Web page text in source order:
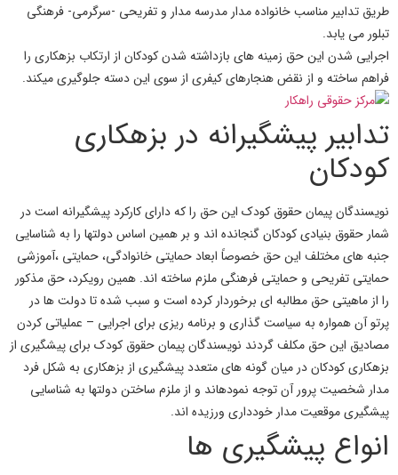
طریق تدابیر مناسب خانواده مدار مدرسه مدار و تفریحی -سرگرمی- فرهنگی
تبلور می یابد.
اجرایی شدن این حق زمینه های بازداشته شدنکودکان از ارتکاب بزهکاری را
فراهم ساخته و از نقض هنجارهای کیفری از سوی این دسته جلوگیری میکند.
تدابیر پیشگیرانه در بزهکاری
کودکان
نویسندگان پیمان حقوق کودک این حق را که دارای کارکرد پیشگیرانه است در
شمار حقوق بنیادی کودکانگنجانده اند و بر همین اساس دولتها را به شناسایی
جنبه های مختلف این حق خصوصاً ابعاد حمایتی خانوادگی، حمایتی ،آموزشی
حمایتی تفریحی و حمایتی فرهنگی ملزم ساخته اند. همین رویکرد، حق مذکور
را از ماهیتی حق مطالبه ای برخوردار کرده است و سبب شده تا دولت ها در
پرتو آن همواره به سیاست گذاری و برنامه ریزی برای اجرایی – عملیاتی کردن
مصادیق این حق مکلف گردند نویسندگان پیمانحقوق کودک برای پیشگیری از
بزهکاری کودکان در میان گونه های متعدد پیشگیری از بزهکاری به شکل فرد
مدار شخصیت پرور آن توجه نمودهاند و از ملزم ساختن دولتها به شناسایی
پیشگیری موقعیت مدار خودداری ورزیده اند.
انواع پیشگیری ها